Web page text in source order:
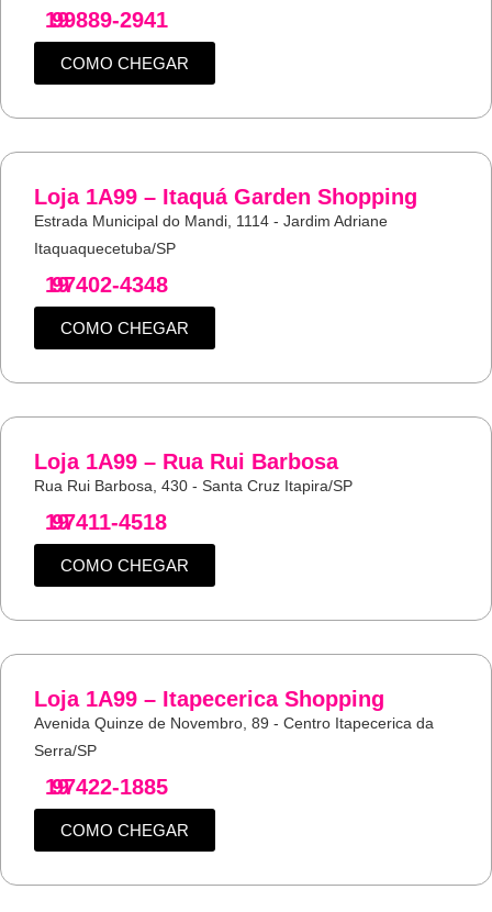
19
99889-2941
COMO CHEGAR
Loja 1A99 – Itaquá Garden Shopping
Estrada Municipal do Mandi, 1114 - Jardim Adriane
Itaquaquecetuba/SP
19
97402-4348
COMO CHEGAR
Loja 1A99 – Rua Rui Barbosa
Rua Rui Barbosa, 430 - Santa Cruz Itapira/SP
19
97411-4518
COMO CHEGAR
Loja 1A99 – Itapecerica Shopping
Avenida Quinze de Novembro, 89 - Centro Itapecerica da
Serra/SP
19
97422-1885
COMO CHEGAR